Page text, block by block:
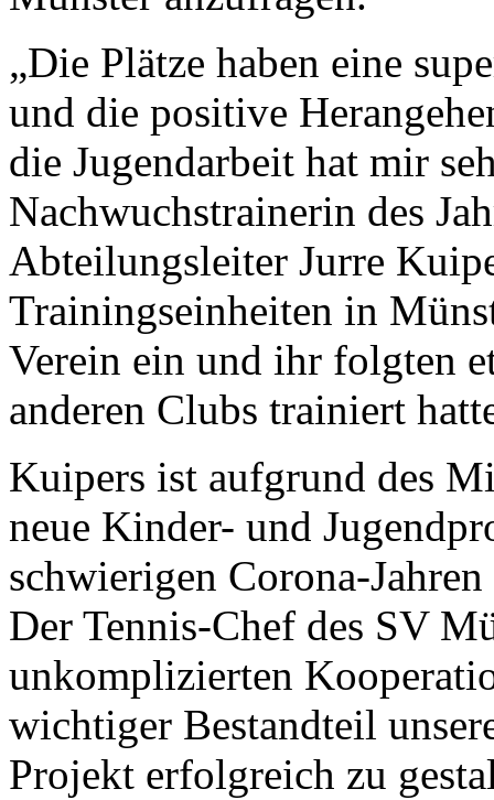
„Die Plätze haben eine
und die positive
die Jugendarbeit hat mir
Nachwuchstrainerin des
Abteilungsleiter Jurre
Trainingseinheiten in
Verein ein und ihr folgten
anderen Clubs trainiert
Kuipers ist aufgrund des
neue Kinder- und
schwierigen Corona-
Der Tennis-Chef des SV
unkomplizierten
wichtiger Bestandteil
Projekt erfolgreich zu